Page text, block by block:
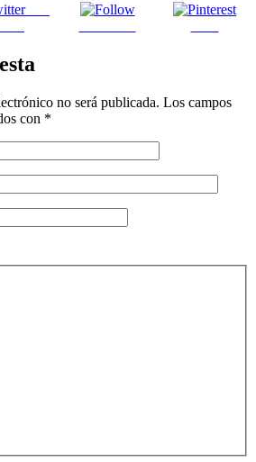
Post
no será publicada. Los campos
con *